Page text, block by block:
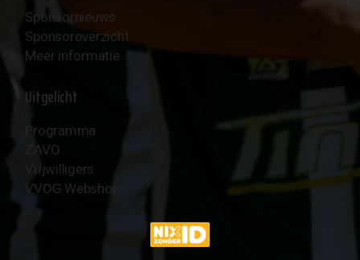
Sponsornieuws
Sponsoroverzicht
Meer informatie
Uitgelicht
Programma
ZAVO
Vrijwilligers
VVOG Webshop